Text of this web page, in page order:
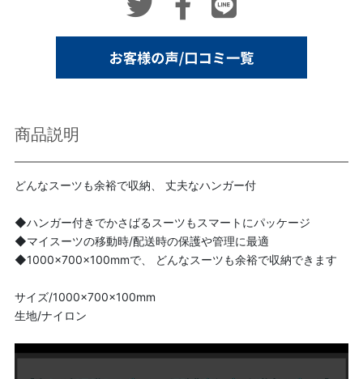
商品説明
どんなスーツも余裕で収納、 丈夫なハンガー付
◆ハンガー付きでかさばるスーツもスマートにパッケージ
◆マイスーツの移動時/配送時の保護や管理に最適
◆1000×700×100mmで、 どんなスーツも余裕で収納できます
サイズ/1000×700×100mm
生地/ナイロン